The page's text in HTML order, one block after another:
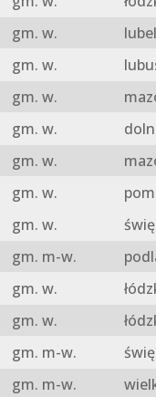
gm. w.
gm. w.
gm. w.
gm. w.
gm. w.
gm. w.
gm. w.
gm. m-w.
gm. w.
gm. w.
gm. m-w.
gm. m-w.